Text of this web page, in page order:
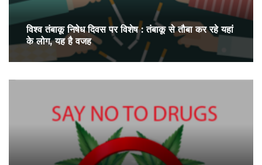
विश्व तंबाकू निषेध दिवस पर विशेष : तंबाकू से तौबा कर रहे यहां
के लोग, यह है वजह